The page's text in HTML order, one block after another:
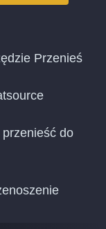
Przenieś
do